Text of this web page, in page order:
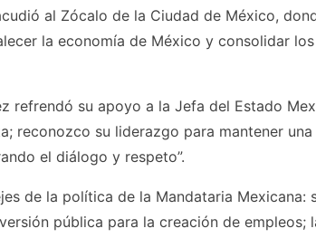
al Zócalo de la Ciudad de México,
la economía de México y consolidar los
refrendó su apoyo a la Jefa del Estado
reconozco su liderazgo para mantener una
el diálogo y respeto”.
de la política de la Mandataria Mexicana:
pública para la creación de empleos;